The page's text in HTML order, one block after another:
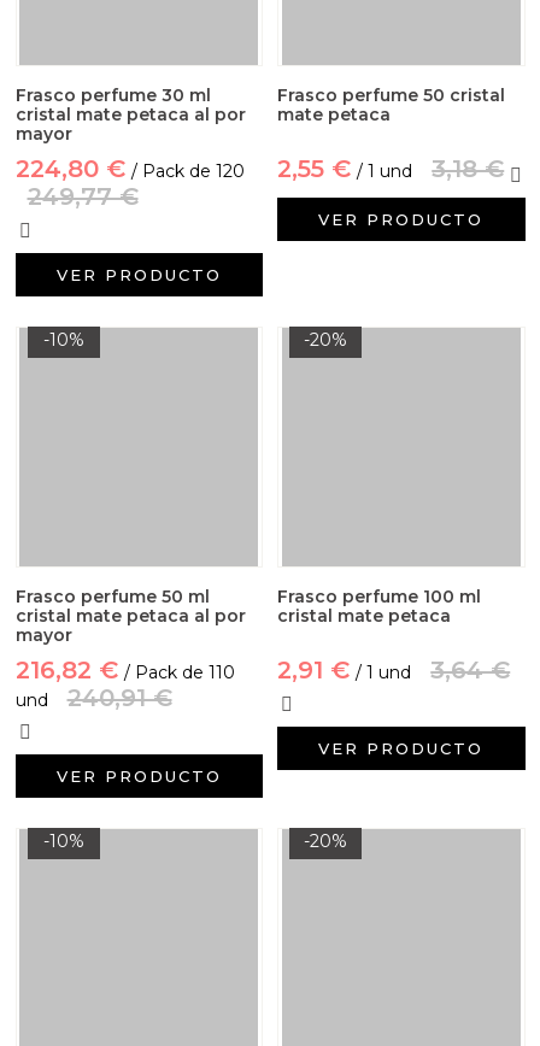
Frasco perfume 30 ml
cristal mate petaca al por
mayor
224,80 € / Pack de 120
249,77 €
VER PRODUCTO
Frasco perfume 50 cristal
mate petaca
2,55 € / 1 und 3,18 €
VER PRODUCTO
-10%
Frasco perfume 50 ml
cristal mate petaca al por
mayor
216,82 € / Pack de 110
und
240,91 €
VER PRODUCTO
-20%
Frasco perfume 100 ml
cristal mate petaca
2,91 € / 1 und 3,64 €
VER PRODUCTO
-10% -20%